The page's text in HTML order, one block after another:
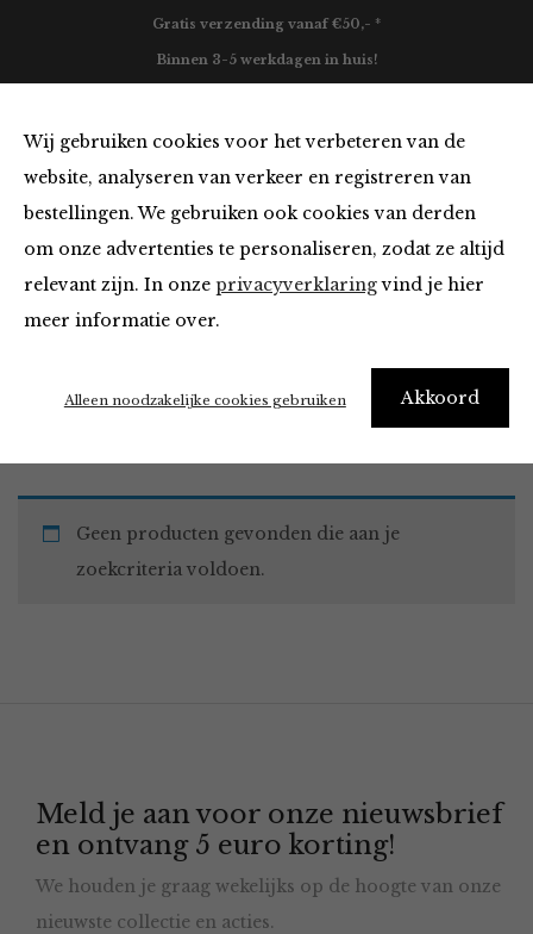
Wij gebruiken cookies voor het verbeteren van de
website, analyseren van verkeer en registreren van
bestellingen. We gebruiken ook cookies van derden
om onze advertenties te personaliseren, zodat ze altijd
relevant zijn. In onze privacyverklaringvind je hier
meer informatie over.
Akkoord
Alleen noodzakelijke cookies gebruiken
Gratis verzending vanaf €50,- *
Binnen 3-5 werkdagen in huis!
Must Haves
Home Winkel Accessoires Must Haves
Geen producten gevonden die aan je
zoekcriteria voldoen.
Meld je aan voor onze nieuwsbrief
en ontvang 5 euro korting!
We houden je graag wekelijks op de hoogte van onze
nieuwste collectie en acties.